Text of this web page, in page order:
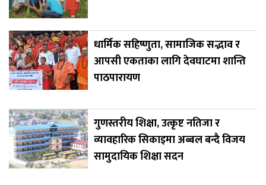
धार्मिक सहिष्णुता, सामाजिक सद्भाव र
आपसी एकताका लागि देवघाटमा शान्ति
पाठपारायण
गुणस्तरीय शिक्षा, उत्कृष्ट नतिजा र
व्यावहारिक सिकाइमा अब्बल बन्दै विजय
सामुदायिक शिक्षा सदन